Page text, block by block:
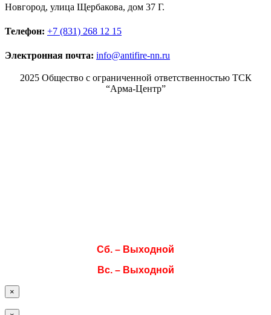
Новгород, улица Щербакова, дом 37 Г.
Телефон: +7 (831) 268 12 15
Электронная почта: info@antifire-nn.ru
2025 Общество с ограниченной ответственностью ТСК
“Арма-Центр”
Сб. – Выходной
Вс. – Выходной
×